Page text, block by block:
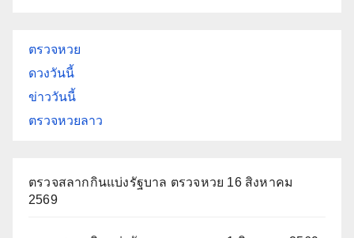
ตรวจหวย
ดวงวันนี้
ข่าววันนี้
ตรวจหวยลาว
ตรวจสลากกินแบ่งรัฐบาล ตรวจหวย 16 สิงหาคม
2569